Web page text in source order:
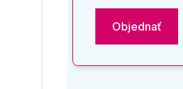
Objednať